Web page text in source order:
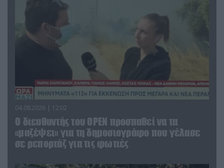
04.08.2026 | 12:02
O διευθυντής του OPEN προσπαθεί να τα
«μαζέψει» για τη δημοσιογράφο που γέλασε
σε ρεπορτάζ για τις φωτιές